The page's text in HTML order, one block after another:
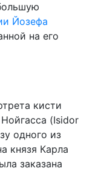
Йозефа
на его
кисти
(Isidor
одного из
князя Карла
заказана